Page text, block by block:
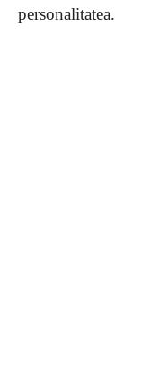
personalitatea.